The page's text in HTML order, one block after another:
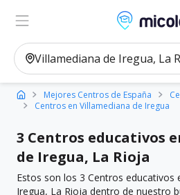
Micole,
Ver en el mapa
Mejores Centros de España
Centros en Villamediana de Iregua
3 Centros educativos
de Iregua, La Rioja
Estos son los 3 Centros educativos
Iregua, La Rioja dentro de nuestro